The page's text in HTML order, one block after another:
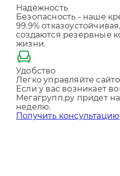
Надежность
Безопасность - наше
99.9%
создаются резервные
жизни.
Удобство
Легко управляйте
Если у вас возникает
Мегагрупп.ру придет
неделю.
Отправляя форму, Вы